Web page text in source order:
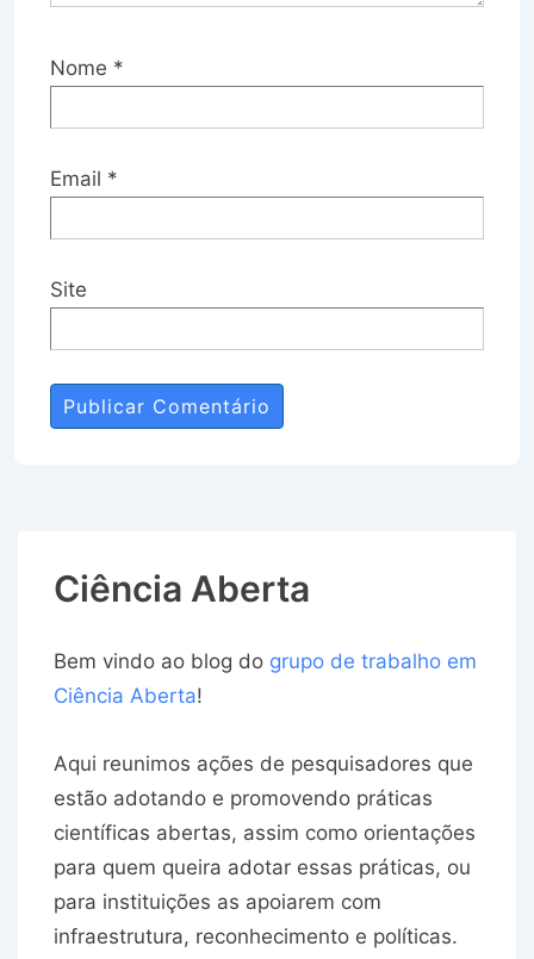
Nome *
Email *
Site
Ciência Aberta
Bem vindo ao blog do grupo de trabalho em
Ciência Aberta!
Aqui reunimos ações de pesquisadores que
estão adotando e promovendo práticas
científicas abertas, assim como orientações
para quem queira adotar essas práticas, ou
para instituições as apoiarem com
infraestrutura, reconhecimento e políticas.